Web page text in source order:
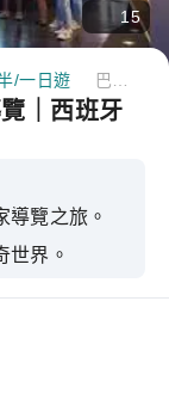
15
/一日遊
｜西班牙
導覽之旅。
世界。
囪，飽覽360
來就像佈滿